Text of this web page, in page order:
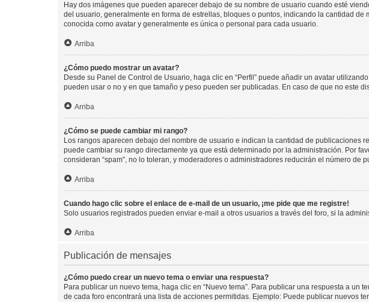
Hay dos imágenes que pueden aparecer debajo de su nombre de usuario cuando esté
del usuario, generalmente en forma de estrellas, bloques o puntos, indicando la cantidad
conocida como avatar y generalmente es única o personal para cada usuario.
Arriba
¿Cómo puedo mostrar un avatar?
Desde su Panel de Control de Usuario, haga clic en “Perfil” puede añadir un avatar
pueden usar o no y en que tamaño y peso pueden ser publicadas. En caso de que no este
Arriba
¿Cómo se puede cambiar mi rango?
Los rangos aparecen debajo del nombre de usuario e indican la cantidad de publicaciones
puede cambiar su rango directamente ya que está determinado por la administración. Por
consideran “spam”, no lo toleran, y moderadores o administradores reducirán el número
Arriba
Cuando hago clic sobre el enlace de e-mail de un usuario, ¡me pide que me registre!
Solo usuarios registrados pueden enviar e-mail a otros usuarios a través del foro, si la
Arriba
Publicación de mensajes
¿Cómo puedo crear un nuevo tema o enviar una respuesta?
Para publicar un nuevo tema, haga clic en “Nuevo tema”. Para publicar una respuesta a un
de cada foro encontrará una lista de acciones permitidas. Ejemplo: Puede publicar nuevos